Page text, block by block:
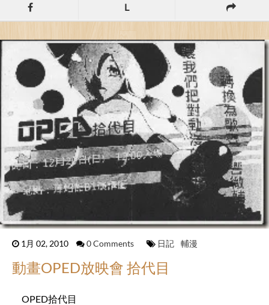
L
1月 02, 2010 0 Comments 日記 輔漫
動畫OPED放映會 拾代目
OPED拾代目